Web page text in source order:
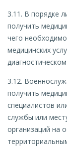
3.11. В порядке
получить
чего
медицинских
3.12.
получить
специалистов
службы или
организаций на